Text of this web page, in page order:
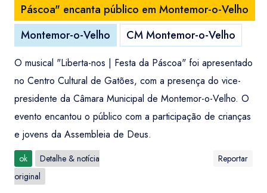
Páscoa" encanta público em Montemor-o-Velho
Montemor-o-Velho
CM Montemor-o-Velho
O musical "Liberta-nos | Festa da Páscoa" foi apresentado
no Centro Cultural de Gatões, com a presença do vice-
presidente da Câmara Municipal de Montemor-o-Velho. O
evento encantou o público com a participação de crianças
e jovens da Assembleia de Deus.
ok
Detalhe & notícia
original
Reportar